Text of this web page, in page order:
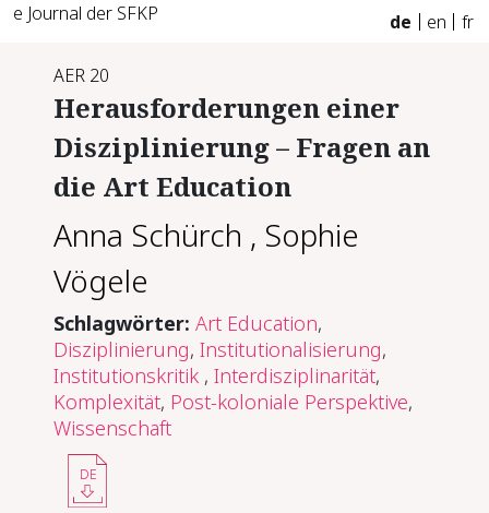
e Journal der SFKP de en fr
AER 20
Herausforderungen einer
Disziplinierung – Fragen an
die Art Education
Anna Schürch , Sophie
Vögele
Schlagwörter:Art Education,
Disziplinierung, Institutionalisierung,
Institutionskritik , Interdisziplinarität,
Komplexität, Post-koloniale Perspektive,
Wissenschaft
DE